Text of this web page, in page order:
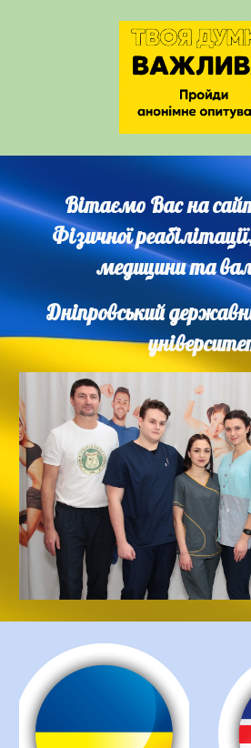
Вітаємо Вас на
Фізичної
медицини та
Дніпровський